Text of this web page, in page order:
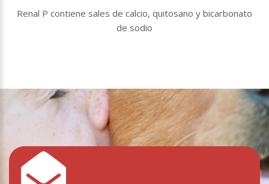
Renal P contiene sales de calcio, quitosano y bicarbonato
de sodio